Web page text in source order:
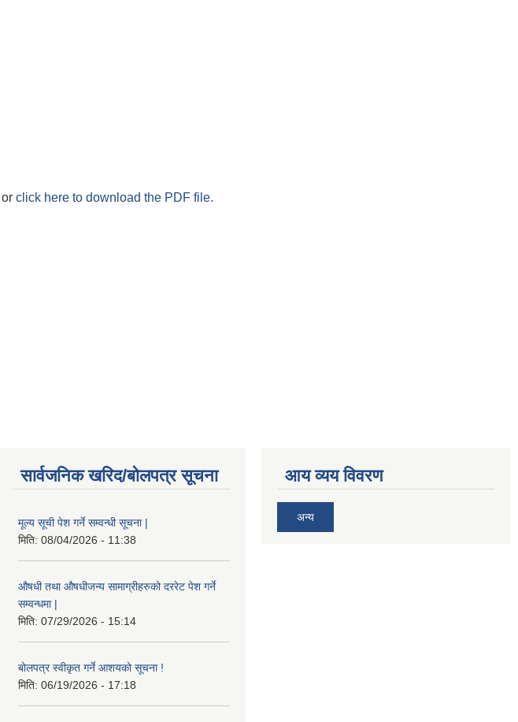
or click here to download the PDF file.
सार्वजनिक खरिद/बोलपत्र सूचना
मूल्य सूची पेश गर्ने सम्वन्धी सूचना |
मिति: 08/04/2026 - 11:38
औषधी तथा औषधीजन्य सामाग्रीहरुको दररेट पेश गर्ने
सम्वन्धमा |
मिति: 07/29/2026 - 15:14
बोलपत्र स्वीकृत गर्ने आशयको सूचना !
मिति: 06/19/2026 - 17:18
आय व्यय विवरण
अन्य